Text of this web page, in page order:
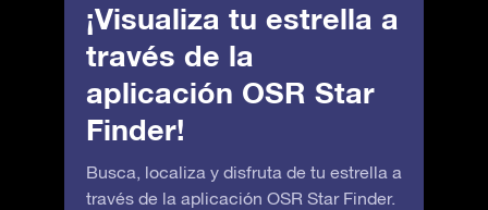
¡Visualiza tu estrella a
través de la
aplicación OSR Star
Finder!
Busca, localiza y disfruta de tu estrella a
través de la aplicación OSR Star Finder.